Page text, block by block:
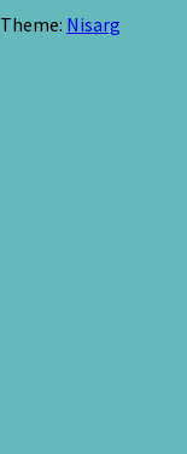
Theme: Nisarg